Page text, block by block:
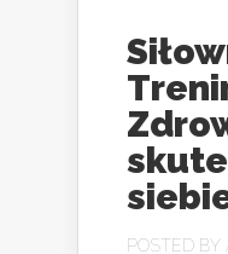
POSTED BY